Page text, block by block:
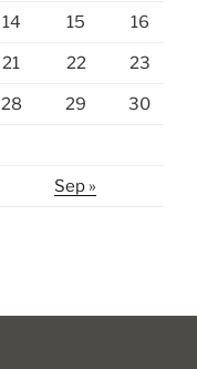
14 15 16
21 22 23
28 29 30
Sep »